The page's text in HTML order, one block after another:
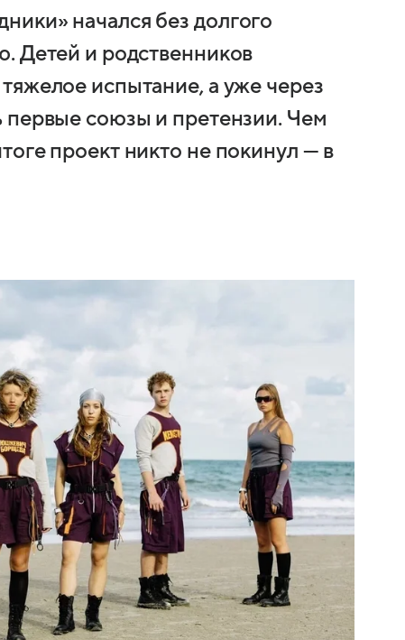
начался без долгого
Детей и родственников
испытание, а уже через
первые союзы и претензии. Чем
проект никто не покинул — в